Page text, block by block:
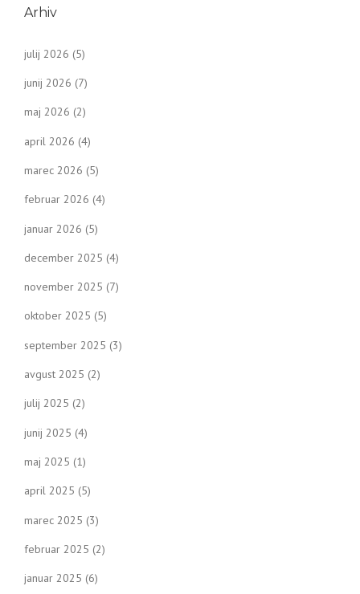
Arhiv
julij 2026 (5)
junij 2026 (7)
maj 2026 (2)
april 2026 (4)
marec 2026 (5)
februar 2026 (4)
januar 2026 (5)
december 2025 (4)
november 2025 (7)
oktober 2025 (5)
september 2025 (3)
avgust 2025 (2)
julij 2025 (2)
junij 2025 (4)
maj 2025 (1)
april 2025 (5)
marec 2025 (3)
februar 2025 (2)
januar 2025 (6)